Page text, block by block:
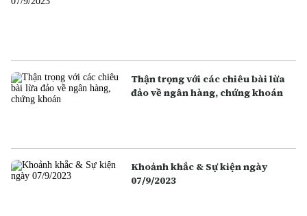
Thận trọng với các chiêu bài lừa
đảo về ngân hàng, chứng khoán
Khoảnh khắc & Sự kiện ngày
07/9/2023